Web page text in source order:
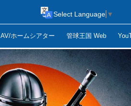
AV/ホームシアター 管球王国 Web
Select Language ▼